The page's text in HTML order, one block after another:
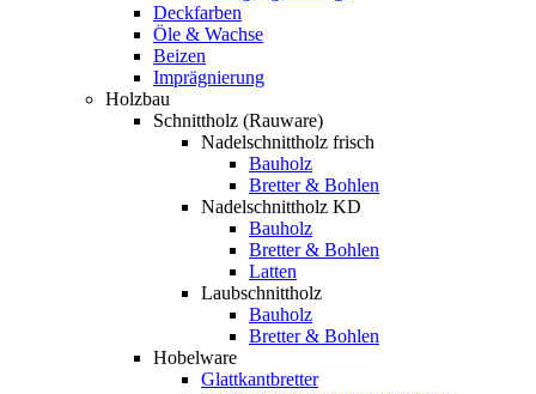
Deckfarben
Öle & Wachse
Beizen
Imprägnierung
Holzbau
Schnittholz (Rauware)
Nadelschnittholz frisch
Bauholz
Bretter & Bohlen
Nadelschnittholz KD
Bauholz
Bretter & Bohlen
Latten
Laubschnittholz
Bauholz
Bretter & Bohlen
Hobelware
Glattkantbretter